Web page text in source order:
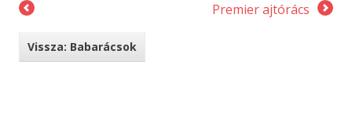
Premier ajtórács
Vissza: Babarácsok